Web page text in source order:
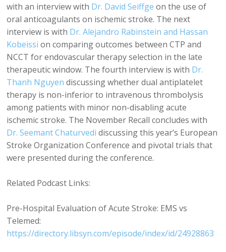
with an interview with Dr. David Seiffge on the use of
oral anticoagulants on ischemic stroke. The next
interview is with Dr. Alejandro Rabinstein and Hassan
Kobeissi on comparing outcomes between CTP and
NCCT for endovascular therapy selection in the late
therapeutic window. The fourth interview is with Dr.
Thanh Nguyen discussing whether dual antiplatelet
therapy is non-inferior to intravenous thrombolysis
among patients with minor non-disabling acute
ischemic stroke. The November Recall concludes with
Dr. Seemant Chaturvedi discussing this year’s European
Stroke Organization Conference and pivotal trials that
were presented during the conference.
Related Podcast Links:
Pre-Hospital Evaluation of Acute Stroke: EMS vs
Telemed:
https://directory.libsyn.com/episode/index/id/24928863